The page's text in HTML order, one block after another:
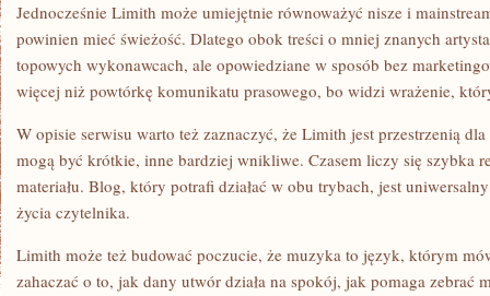
Jednocześnie Limith może umiejętnie równoważyć nisze i
powinien mieć świeżość. Dlatego obok treści o mniej znanych
topowych wykonawcach, ale opowiedziane w sposób bez
więcej niż powtórkę komunikatu prasowego, bo widzi wrażenie,
W opisie serwisu warto też zaznaczyć, że Limith jest przestrzenią
mogą być krótkie, inne bardziej wnikliwe. Czasem liczy się szybka
materiału. Blog, który potrafi działać w obu trybach, jest
życia czytelnika.
Limith może też budować poczucie, że muzyka to język, którym
zahaczać o to, jak dany utwór działa na spokój, jak pomaga zebrać